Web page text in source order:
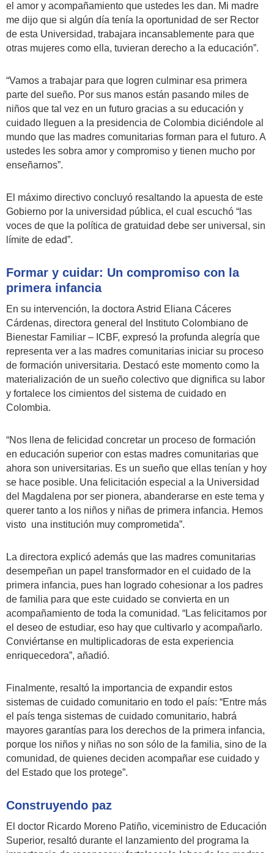
el amor y acompañamiento que ustedes les dan. Mi madre
me dijo que si algún día tenía la oportunidad de ser Rector
de esta Universidad, trabajara incansablemente para que
otras mujeres como ella, tuvieran derecho a la educación”.
“Vamos a trabajar para que logren culminar esa primera
parte del sueño. Por sus manos están pasando miles de
niños que tal vez en un futuro gracias a su educación y
cuidado lleguen a la presidencia de Colombia diciéndole al
mundo que las madres comunitarias forman para el futuro. A
ustedes les sobra amor y compromiso y tienen mucho por
enseñarnos”.
El máximo directivo concluyó resaltando la apuesta de este
Gobierno por la universidad pública, el cual escuchó “las
voces de que la política de gratuidad debe ser universal, sin
límite de edad”.
Formar y cuidar: Un compromiso con la
primera infancia
En su intervención, la doctora Astrid Eliana Cáceres
Cárdenas, directora general del Instituto Colombiano de
Bienestar Familiar – ICBF, expresó la profunda alegría que
representa ver a las madres comunitarias iniciar su proceso
de formación universitaria. Destacó este momento como la
materialización de un sueño colectivo que dignifica su labor
y fortalece los cimientos del sistema de cuidado en
Colombia.
“Nos llena de felicidad concretar un proceso de formación
en educación superior con estas madres comunitarias que
ahora son universitarias. Es un sueño que ellas tenían y hoy
se hace posible. Una felicitación especial a la Universidad
del Magdalena por ser pionera, abanderarse en este tema y
querer tanto a los niños y niñas de primera infancia. Hemos
visto una institución muy comprometida”.
La directora explicó además que las madres comunitarias
desempeñan un papel transformador en el cuidado de la
primera infancia, pues han logrado cohesionar a los padres
de familia para que este cuidado se convierta en un
acompañamiento de toda la comunidad. “Las felicitamos por
el deseo de estudiar, eso hay que cultivarlo y acompañarlo.
Conviértanse en multiplicadoras de esta experiencia
enriquecedora”, añadió.
Finalmente, resaltó la importancia de expandir estos
sistemas de cuidado comunitario en todo el país: “Entre más
el país tenga sistemas de cuidado comunitario, habrá
mayores garantías para los derechos de la primera infancia,
porque los niños y niñas no son sólo de la familia, sino de la
comunidad, de quienes deciden acompañar ese cuidado y
del Estado que los protege”.
Construyendo paz
El doctor Ricardo Moreno Patiño, viceministro de Educación
Superior, resaltó durante el lanzamiento del programa la